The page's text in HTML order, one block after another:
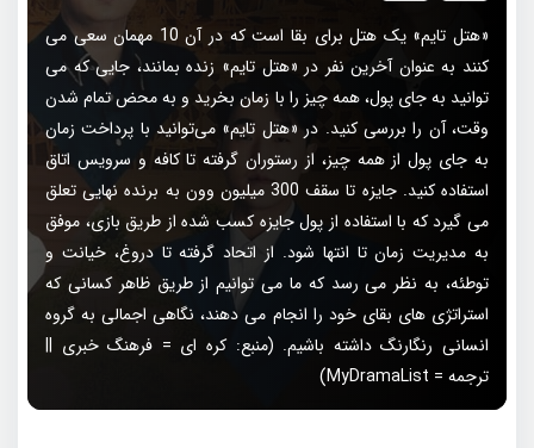
«هتل تایم» یک هتل برای بقا است که در آن 10 مهمان سعی می
کنند به عنوان آخرین نفر در «هتل تایم» زنده بمانند، جایی که می
توانید به جای پول، همه چیز را با زمان بخرید و به محض تمام شدن
وقت، آن را بررسی کنید. در «هتل تایم» می‌توانید با پرداخت زمان
به جای پول از همه چیز، از رستوران گرفته تا کافه و سرویس اتاق
استفاده کنید. جایزه تا سقف 300 میلیون وون به برنده نهایی تعلق
می گیرد که با استفاده از پول جایزه کسب شده از طریق بازی، موفق
به مدیریت زمان تا انتها شود. از اتحاد گرفته تا دروغ، خیانت و
توطئه، به نظر می رسد که ما می توانیم از طریق ظاهر کسانی که
استراتژی های بقای خود را انجام می دهند، نگاهی اجمالی به گروه
انسانی رنگارنگ داشته باشیم. (منبع: کره ای = فرهنگ خبری ||
ترجمه = MyDramaList)